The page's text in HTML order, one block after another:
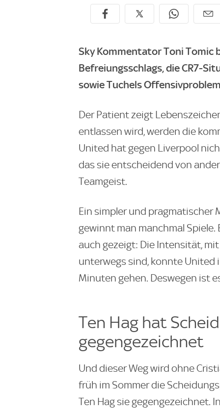
Sky Kommentator Toni Tomic
Befreiungsschlags, die CR7-
sowie Tuchels
Der Patient zeigt
entlassen wird, werden die
United hat gegen Liverpool
das sie entscheidend von
Teamgeist.
Ein simpler und pragmatischer
gewinnt man manchmal
auch gezeigt: Die Intensität,
unterwegs sind, konnte United
Minuten gehen. Deswegen ist
Ten Hag hat
gegengezeichnet
Und dieser Weg wird ohne
früh im Sommer die
Ten Hag sie gegengezeichnet.